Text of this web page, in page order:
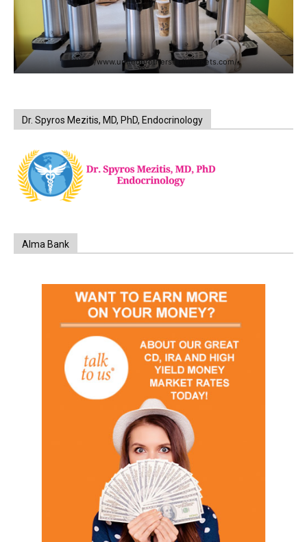
https://www.unitedbrothersfruitmarkets.com/
Dr. Spyros Mezitis, MD, PhD, Endocrinology
Alma Bank